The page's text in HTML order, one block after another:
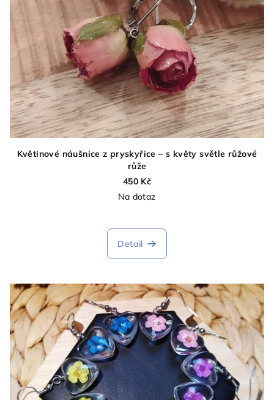
Květinové náušnice z pryskyřice – s květy světle růžové
růže
450 Kč
Na dotaz
hodnocení
produktu
5
hvězdiček.
Detail